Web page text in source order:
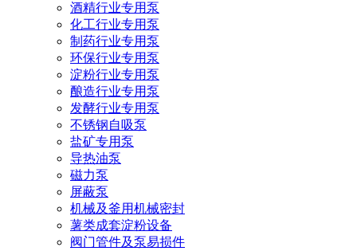
酒精行业专用泵
化工行业专用泵
制药行业专用泵
环保行业专用泵
淀粉行业专用泵
酿造行业专用泵
发酵行业专用泵
不锈钢自吸泵
盐矿专用泵
导热油泵
磁力泵
屏蔽泵
机械及釜用机械密封
薯类成套淀粉设备
阀门管件及泵易损件